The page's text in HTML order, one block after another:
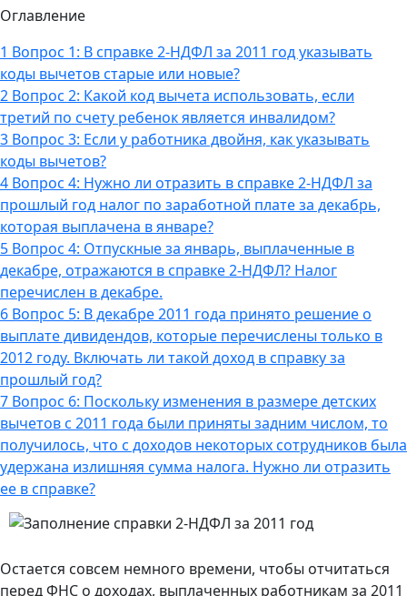
Оглавление
1 Вопрос 1: В справке 2-НДФЛ за 2011 год указывать
коды вычетов старые или новые?
2 Вопрос 2: Какой код вычета использовать, если
третий по счету ребенок является инвалидом?
3 Вопрос 3: Если у работника двойня, как указывать
коды вычетов?
4 Вопрос 4: Нужно ли отразить в справке 2-НДФЛ за
прошлый год налог по заработной плате за декабрь,
которая выплачена в январе?
5 Вопрос 4: Отпускные за январь, выплаченные в
декабре, отражаются в справке 2-НДФЛ? Налог
перечислен в декабре.
6 Вопрос 5: В декабре 2011 года принято решение о
выплате дивидендов, которые перечислены только в
2012 году. Включать ли такой доход в справку за
прошлый год?
7 Вопрос 6: Поскольку изменения в размере детских
вычетов с 2011 года были приняты задним числом, то
получилось, что с доходов некоторых сотрудников была
удержана излишняя сумма налога. Нужно ли отразить
ее в справке?
Остается совсем немного времени, чтобы отчитаться
перед ФНС о доходах, выплаченных работникам за 2011